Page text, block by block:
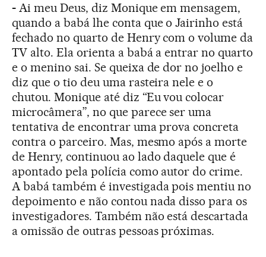
-Ai meu Deus, diz Monique em mensagem,
quando a babá lhe conta que o Jairinho está
fechado no quarto de Henry com o volume da
TV alto. Ela orienta a babá a entrar no quarto
e o menino sai. Se queixa de dor no joelho e
diz que o tio deu uma rasteira nele e o
chutou. Monique até diz “Eu vou colocar
microcâmera”, no que parece ser uma
tentativa de encontrar uma prova concreta
contra o parceiro. Mas, mesmo após a morte
de Henry, continuou ao lado daquele que é
apontado pela polícia como autor do crime.
A babá também é investigada pois mentiu no
depoimento e não contou nada disso para os
investigadores. Também não está descartada
a omissão de outras pessoas próximas.